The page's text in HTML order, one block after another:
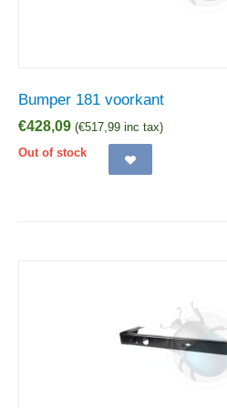
Bumper 181 voorkant
€428,09 (€517,99 inc tax)
Out of stock